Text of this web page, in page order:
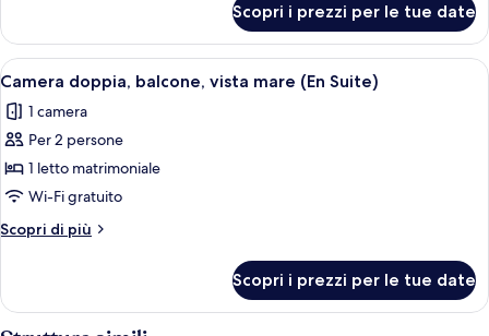
condiviso
singola,
bagno
condiviso
Scopri i prezzi per le tue date
Apri
tutte
le
foto
per
Camera
doppia,
balcone,
mare
(En
Una camera da letto con un letto,
11
Camera doppia, balcone, vista mare (En Suite)
1 camera
Per 2 persone
1 letto matrimoniale
Wi-Fi gratuito
Scopri di più
Altri
doppia,
balcone,
Scopri i prezzi per le tue date